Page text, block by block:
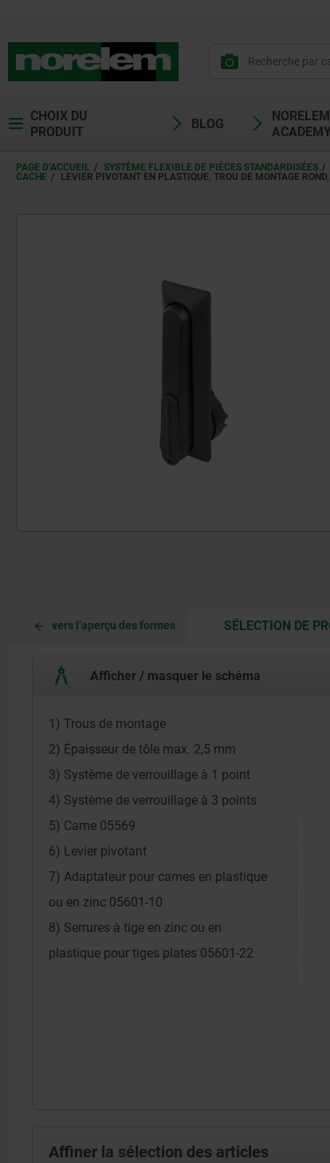
CHOIX DU
PRODUIT
BLOG
NORELEM
PAGE D’ACCUEIL SYSTÈME FLEXIBLE DE PIÈCES STANDARDISÉES
CACHE
LEVIER PIVOTANT EN PLASTIQUE, TROU DE MONTAGE
vers l’aperçu des formes SÉLECTION DE
Afficher / masquer le schéma
1) Trous de montage
2) Épaisseur de tôle max. 2,5 mm
3) Système de verrouillage à 1 point
4) Système de verrouillage à 3 points
5) Came 05569
6) Levier pivotant
7) Adaptateur pour cames en plastique
ou en zinc 05601-10
8) Serrures à tige en zinc ou en
plastique pour tiges plates 05601-22
Affiner la sélection des articles